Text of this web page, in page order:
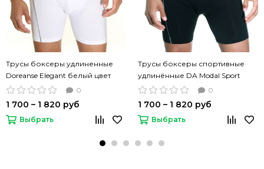
Трусы боксеры удлиненные
Doreanse Elegant белый цвет
0
1 700 – 1 820 руб
Выбрать
Трусы боксеры спортивные
удлинённые DA Modal Sport
Boxer черный цвет 0
1 700 – 1 820 руб
Выбрать